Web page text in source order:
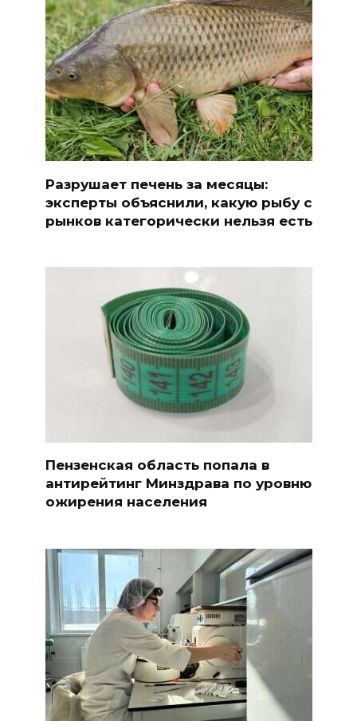
Разрушает печень за месяцы:
эксперты объяснили, какую рыбу с
рынков категорически нельзя есть
Пензенская область попала в
антирейтинг Минздрава по уровню
ожирения населения